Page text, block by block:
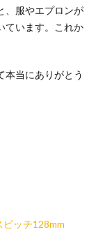
、服やエプロンが
ています。これか
本当にありがとう
ッチ128mm